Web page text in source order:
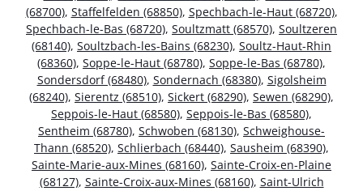
(68700), Staffelfelden (68850), Spechbach-le-Haut (68720),
Spechbach-le-Bas (68720), Soultzmatt (68570), Soultzeren
(68140), Soultzbach-les-Bains (68230), Soultz-Haut-Rhin
(68360), Soppe-le-Haut (68780), Soppe-le-Bas (68780),
Sondersdorf (68480), Sondernach (68380), Sigolsheim
(68240), Sierentz (68510), Sickert (68290), Sewen (68290),
Seppois-le-Haut (68580), Seppois-le-Bas (68580),
Sentheim (68780), Schwoben (68130), Schweighouse-
Thann (68520), Schlierbach (68440), Sausheim (68390),
Sainte-Marie-aux-Mines (68160), Sainte-Croix-en-Plaine
(68127), Sainte-Croix-aux-Mines (68160), Saint-Ulrich